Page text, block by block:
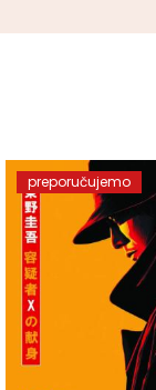
preporučujemo